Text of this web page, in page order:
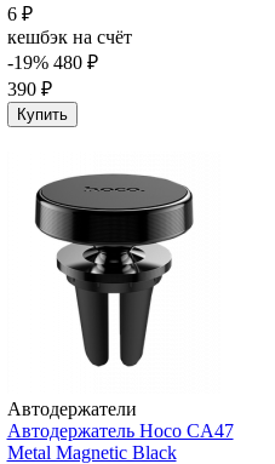
6 ₽
кешбэк на счёт
-19% 480 ₽
390 ₽
Купить
Автодержатели
Автодержатель Hoco CA47
Metal Magnetic Black